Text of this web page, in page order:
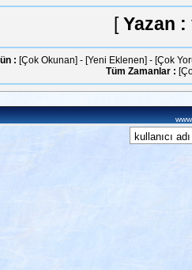
[Yazan :
: [Çok Okunan] - [Yeni Eklenen] - [Çok
Tüm Zamanlar :